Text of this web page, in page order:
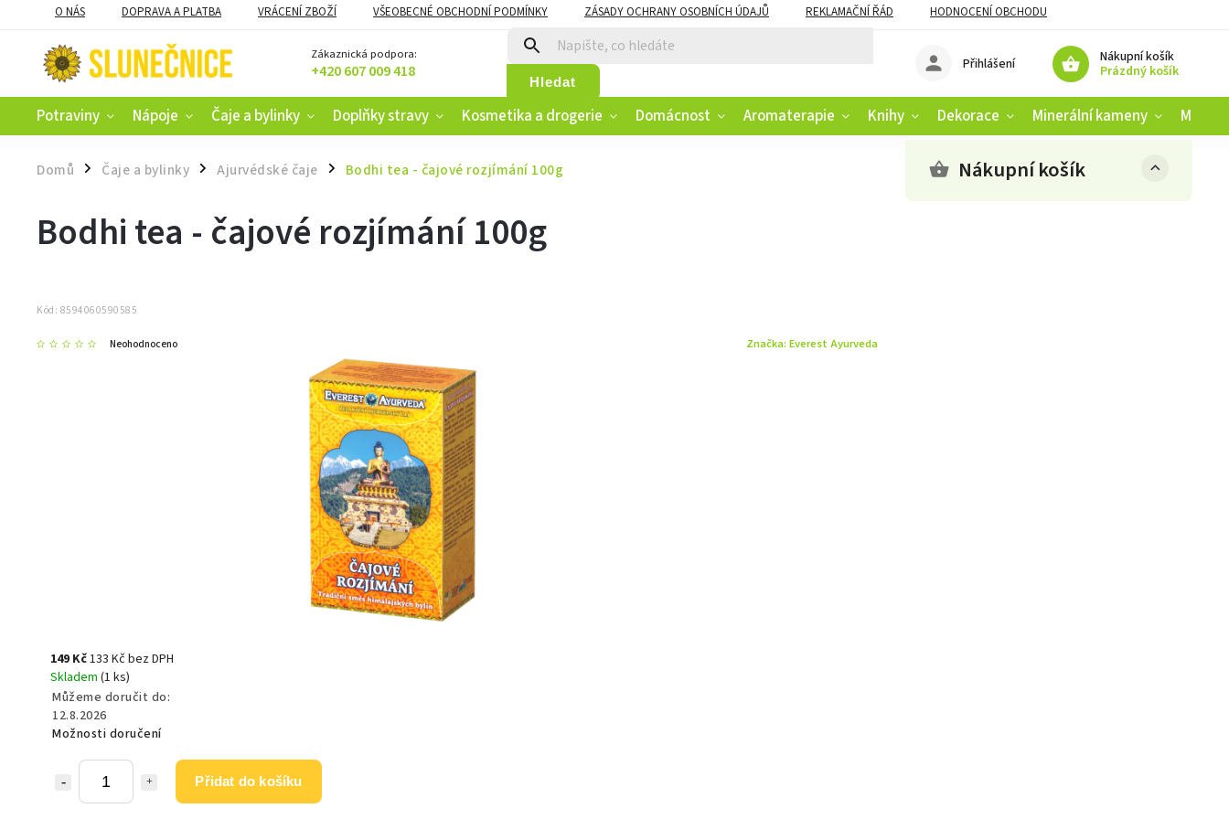
O NÁS DOPRAVA A PLATBA VRÁCENÍ ZBOŽÍ VŠEOBECNÉ OBCHODNÍ PODMÍNKY ZÁSADY OCHRANY OSOBNÍCH ÚDAJŮ REKLAMAČNÍ ŘÁD
HODNOCENÍ OBCHODU
VĚRNOSTNÍ PROGRAM
Zákaznická podpora:
+420 607 009 418 Hledat
Nákupní košík
Prázdný košík
Přihlášení
Potraviny Nápoje Čaje a bylinky Doplňky stravy Kosmetika a drogerie Domácnost Aromaterapie Knihy Dekorace Minerální kameny
Domů / Čaje a bylinky / Ajurvédské čaje / Bodhi tea - čajové rozjímání 100g Nákupní košík
Bodhi tea - čajové rozjímání 100g
Kód: 8594060590585
Neohodnoceno Značka: Everest Ayurveda
149 Kč133 Kč bez DPH
Skladem (1 ks)
Můžeme doručit do:
12.8.2026
Možnosti doručení
Přidat do košíku